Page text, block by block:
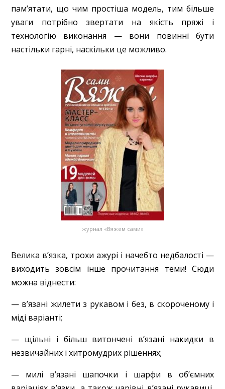
пам’ятати, що чим простіша модель, тим більше
уваги потрібно звертати на якість пряжі і
технологію виконання — вони повинні бути
настільки гарні, наскільки це можливо.
журнал «Вяжем сами»
Велика в’язка, трохи ажурі і начебто недбалості —
виходить зовсім інше прочитання теми! Сюди
можна віднести:
— в’язані жилети з рукавом і без, в скороченому і
міді варіанті;
— щільні і більш витончені в’язані накидки в
незвичайних і хитромудрих рішеннях;
— милі в’язані шапочки і шарфи в об’ємних